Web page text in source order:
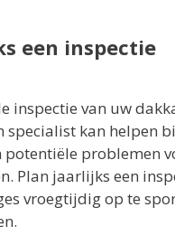
een inspectie
inspectie van uw
specialist kan helpen
potentiële problemen
Plan jaarlijks een
vroegtijdig op te